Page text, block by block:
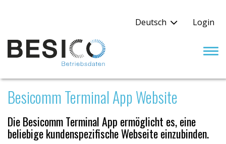
Deutsch Login
Besicomm Terminal App Website
Die Besicomm Terminal App ermöglicht es, eine
beliebige kundenspezifische Webseite einzubinden.